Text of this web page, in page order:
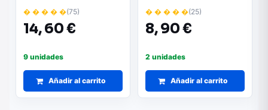
� � � � �(75)
14,60 €
9 unidades
Añadir al carrito
| 1A 250V | Incluye 4
llaves | Para control de
acceso eléctrico
� � � � �(25)
8,90 €
2 unidades
Añadir al carrito